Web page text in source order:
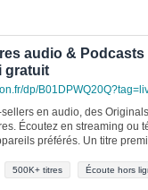
audio & Podcasts
gratuit
dp/
en audio, des
Écoutez en streaming ou
préférés. Un titre
500K+ titres Écoute hors